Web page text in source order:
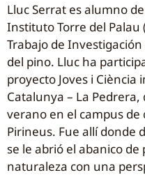
Lluc Serrat es alumno
Instituto Torre del Palau
Trabajo de
del pino. Lluc ha
proyecto Joves i
Catalunya – La
verano en el campus
Pirineus. Fue allí donde
se le abrió el abanico
naturaleza con una